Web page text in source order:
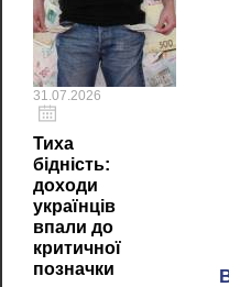
31.07.2026
Тиха
бідність:
доходи
українців
впали до
критичної
позначки